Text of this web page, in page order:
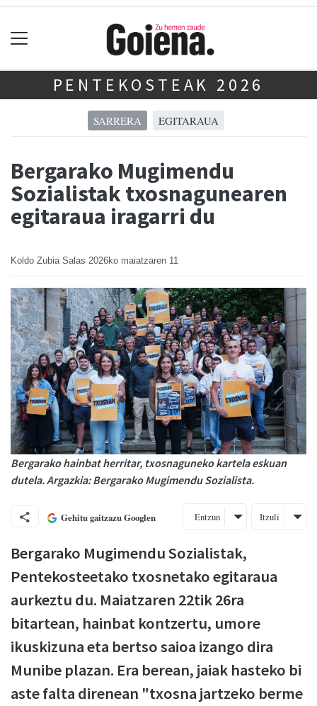
PENTEKOSTEAK 2026
SARRERA EGITARAUA
Bergarako Mugimendu
Sozialistak txosnagunearen
egitaraua iragarri du
Koldo Zubia Salas 2026ko maiatzaren 11
Bergarako hainbat herritar, txosnaguneko kartela eskuan
dutela. Argazkia: Bergarako Mugimendu Sozialista.
Gehitu gaitzazu Googlen Entzun Itzuli
Bergarako Mugimendu Sozialistak,
Pentekosteetako txosnetako egitaraua
aurkeztu du. Maiatzaren 22tik 26ra
bitartean, hainbat kontzertu, umore
ikuskizuna eta bertso saioa izango dira
Munibe plazan. Era berean, jaiak hasteko bi
aste falta direnean "txosna jartzeko berme